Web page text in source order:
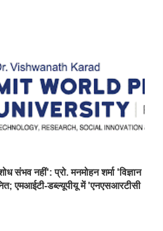
संभव नहीं': प्रो. मनमोहन शर्मा 'विज्ञान
एमआईटी-डब्ल्यूपीयू में 'एनएसआरटीसी